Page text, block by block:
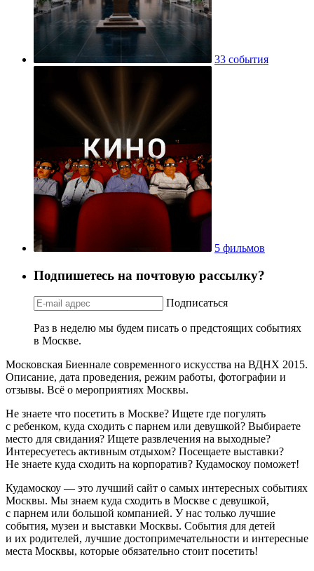
33 события
5 фильмов
Подпишетесь на почтовую рассылку?
Подписаться
Раз в неделю мы будем писать о предстоящих событиях
в Москве.
Московская Биеннале современного искусства на ВДНХ 2015.
Описание, дата проведения, режим работы, фотографии и
отзывы. Всё о мероприятиях Москвы.
Не знаете что посетить в Москве? Ищете где погулять
с ребенком, куда сходить с парнем или девушкой? Выбираете
место для свидания? Ищете развлечения на выходные?
Интересуетесь активным отдыхом? Посещаете выставки?
Не знаете куда сходить на корпоратив? Кудамоскоу поможет!
Кудамоскоу — это лучший сайт о самых интересных событиях
Москвы. Мы знаем куда сходить в Москве с девушкой,
с парнем или большой компанией. У нас только лучшие
события, музеи и выставки Москвы. События для детей
и их родителей, лучшие достопримечательности и интересные
места Москвы, которые обязательно стоит посетить!